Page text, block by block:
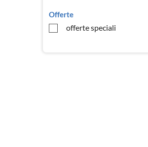
Offerte
offerte speciali